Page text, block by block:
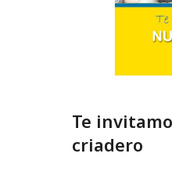
Te
criadero